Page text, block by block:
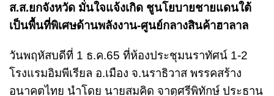
ส.ส.ยกจังหวัด มั่นใจแจ้งเกิด ชูนโยบายชายแดนใต้
เป็นพื้นที่พิเศษด้านพลังงาน-ศูนย์กลางสินค้าฮาลาล
วันพฤหัสบดีที่ 1 ธ.ค.65 ที่ห้องประชุมนราทัศน์ 1-2
โรงแรมอิมพีเรียล อ.เมือง จ.นราธิวาส พรรคสร้าง
อนาคตไทย นำโดย นายสมคิด จาตุศรีพิทักษ์ ประธาน